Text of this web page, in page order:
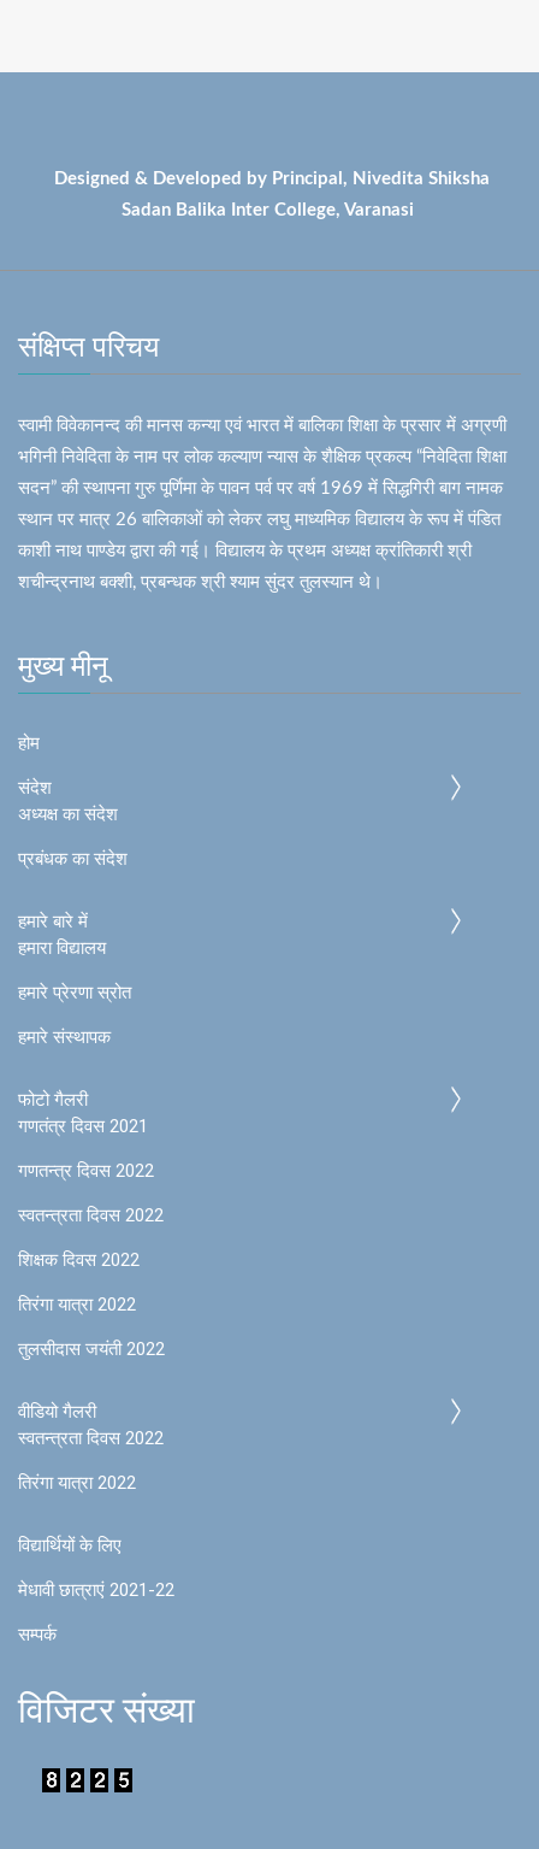
Designed & Developed by Principal, Nivedita Shiksha
Sadan Balika Inter College, Varanasi
संक्षिप्त परिचय
स्वामी विवेकानन्द की मानस कन्या एवं भारत में बालिका शिक्षा के प्रसार में अग्रणी
भगिनी निवेदिता के नाम पर लोक कल्याण न्यास के शैक्षिक प्रकल्प “निवेदिता शिक्षा
सदन” की स्थापना गुरु पूर्णिमा के पावन पर्व पर वर्ष 1969 में सिद्धगिरी बाग नामक
स्थान पर मात्र 26 बालिकाओं को लेकर लघु माध्यमिक विद्यालय के रूप में पंडित
काशी नाथ पाण्डेय द्वारा की गई। विद्यालय के प्रथम अध्यक्ष क्रांतिकारी श्री
शचीन्द्रनाथ बक्शी, प्रबन्धक श्री श्याम सुंदर तुलस्यान थे।
मुख्य मीनू
होम
संदेश
अध्यक्ष का संदेश
प्रबंधक का संदेश
हमारे बारे में
हमारा विद्यालय
हमारे प्रेरणा स्रोत
हमारे संस्थापक
फोटो गैलरी
गणतंत्र दिवस 2021
गणतन्त्र दिवस 2022
स्वतन्त्रता दिवस 2022
शिक्षक दिवस 2022
तिरंगा यात्रा 2022
तुलसीदास जयंती 2022
वीडियो गैलरी
स्वतन्त्रता दिवस 2022
तिरंगा यात्रा 2022
विद्यार्थियों के लिए
मेधावी छात्राएं 2021-22
सम्पर्क
विजिटर संख्या